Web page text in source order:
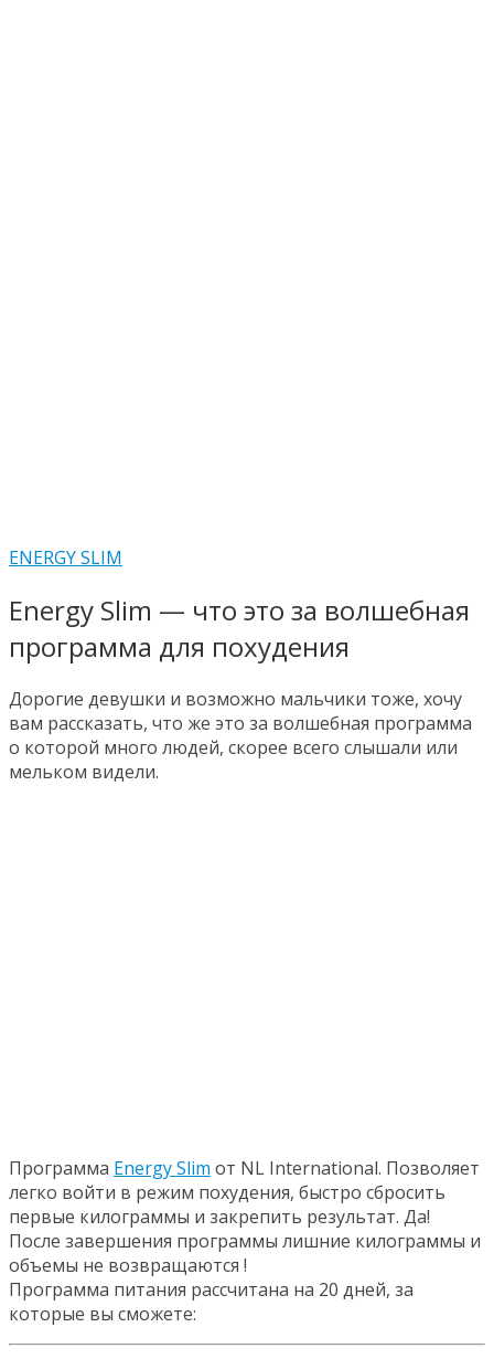
ENERGY SLIM
Energy Slim — что это за волшебная
программа для похудения
Дорогие девушки и возможно мальчики тоже, хочу
вам рассказать, что же это за волшебная программа
о которой много людей, скорее всего слышали или
мельком видели.
Программа Energy Slim от NL International. Позволяет
легко войти в режим похудения, быстро сбросить
первые килограммы и закрепить результат. Да!
После завершения программы лишние килограммы и
объемы не возвращаются !
Программа питания рассчитана на 20 дней, за
которые вы сможете: